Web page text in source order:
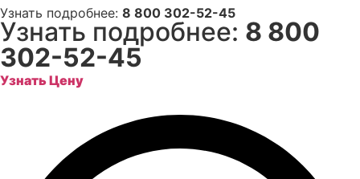
Узнать подробнее: 8 800 302-52-45
Узнать подробнее: 8 800
302-52-45
Узнать Цену